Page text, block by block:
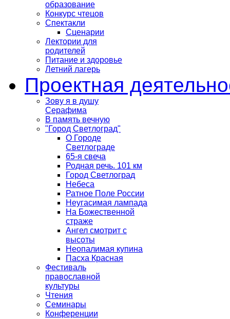
образование
Конкурс чтецов
Спектакли
Сценарии
Лектории для
родителей
Питание и здоровье
Летний лагерь
Проектная
Зову я в душу
Серафима
В память вечную
"Город Светлоград"
О Городе
Светлограде
65-я свеча
Родная речь. 101 км
Город Светлоград
Небеса
Ратное Поле России
Неугасимая лампада
На Божественной
страже
Ангел смотрит с
высоты
Неопалимая купина
Пасха Красная
Фестиваль
православной
культуры
Чтения
Семинары
Конференции